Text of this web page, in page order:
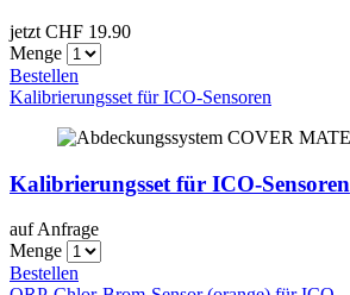
jetzt CHF 19.90
Menge
Bestellen
Kalibrierungsset für ICO-Sensoren
Kalibrierungsset für ICO-Sensoren
auf Anfrage
Menge
Bestellen